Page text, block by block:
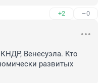
+2 –0
Венесуэла. Кто
развитых